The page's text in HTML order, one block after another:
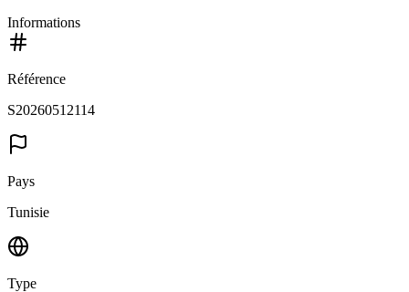
Informations
Référence
S20260512114
Pays
Tunisie
Type